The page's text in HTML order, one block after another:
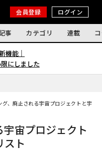
会員登録 ログイン
事 カテゴリ 連載
機能｜
にしました
グ、廃止される宇宙プロジェクトと宇宙
宙プロジェクト
スト